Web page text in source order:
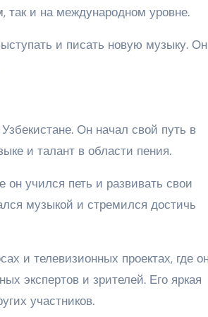
так и на международном уровне.
и писать новую музыку. Он
Он начал свой путь в
и талант в области пения.
учился петь и развивать свои
музыкой и стремился достичь
и телевизионных проектах, где
экспертов и зрителей. Его яркая
участников.